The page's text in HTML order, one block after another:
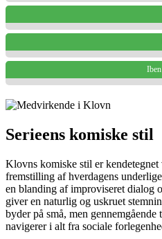
Serieens komiske stil
Klovns komiske stil er
fremstilling af hverdagens
en blanding af improviseret dialog
giver en naturlig og uskruet
byder på små, men gennemgående
navigerer i alt fra sociale